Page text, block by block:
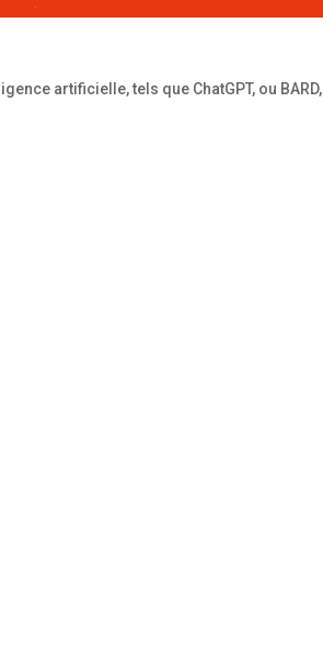
artificielle, tels que ChatGPT, ou